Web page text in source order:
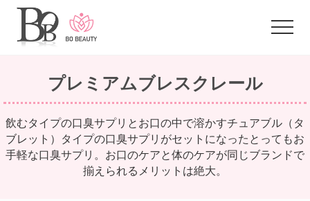
Menu
Skip
main
Skip
primary
悩
む
ア
ラ
フ
Menu
プレミアムブレスクレール
飲むタイプの口臭サプリとお口の中で溶かすチュアブル（タ
ブレット）タイプの口臭サプリがセットになったとってもお
手軽な口臭サプリ。お口のケアと体のケアが同じブランドで
揃えられるメリットは絶大。